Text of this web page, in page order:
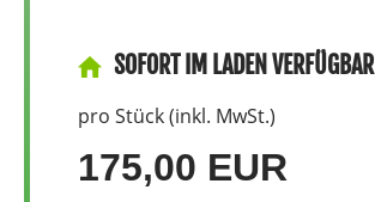
SOFORT IM LADEN VERFÜGBAR
pro Stück (inkl. MwSt.)
175,00 EUR